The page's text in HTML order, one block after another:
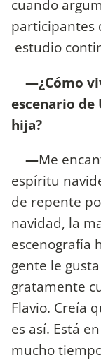
cuando
participantes
estudio
—¿Cómo
escenario de
hija?
—Me
espíritu
de repente
navidad, la
escenografía
gente le
gratamente
Flavio. Creía
es así. Está
mucho